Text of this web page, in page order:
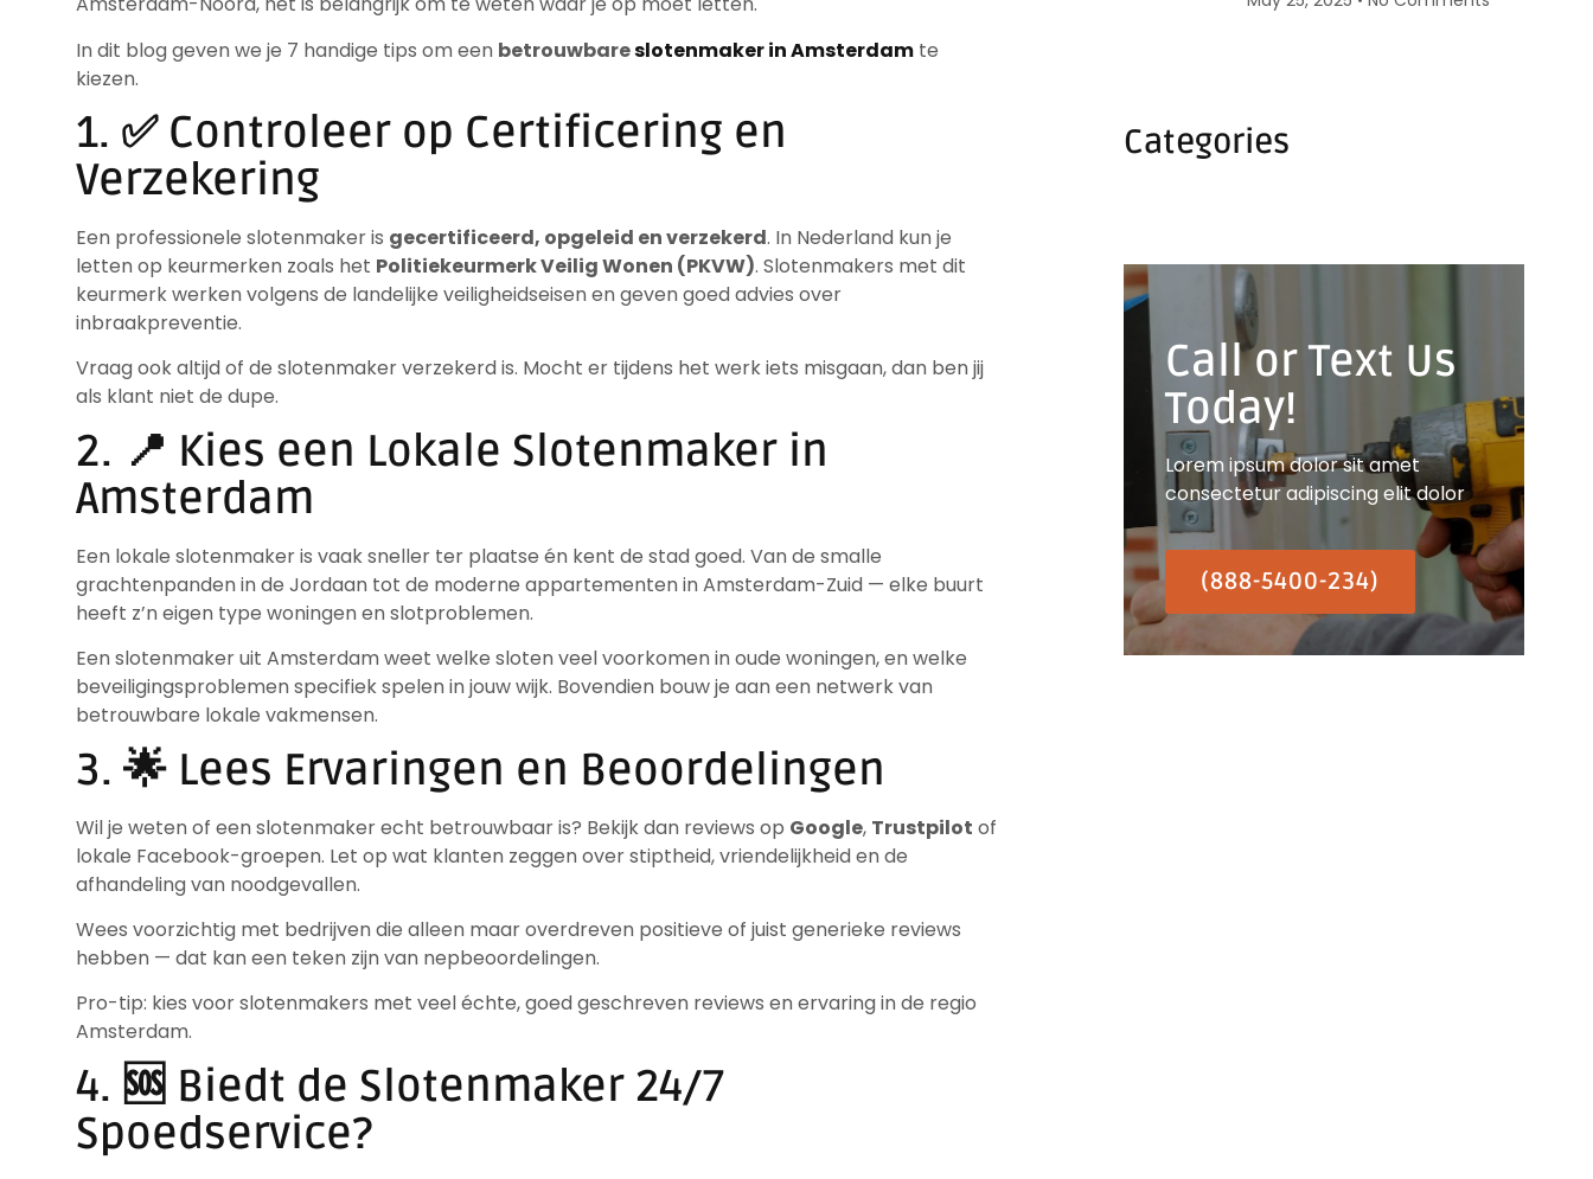
In dit blog geven we je 7 handige tips om een betrouwbareslotenmaker in Amsterdam te
kiezen.
1. ✅ Controleer op Certificering en
Verzekering
Een professionele slotenmaker is gecertificeerd, opgeleid en verzekerd. In Nederland kun je
letten op keurmerken zoals het Politiekeurmerk Veilig Wonen (PKVW). Slotenmakers met dit
keurmerk werken volgens de landelijke veiligheidseisen en geven goed advies over
inbraakpreventie.
Vraag ook altijd of de slotenmaker verzekerd is. Mocht er tijdens het werk iets misgaan, dan ben jij
als klant niet de dupe.
2. 📍 Kies een Lokale Slotenmaker in
Amsterdam
Een lokale slotenmaker is vaak sneller ter plaatse én kent de stad goed. Van de smalle
grachtenpanden in de Jordaan tot de moderne appartementen in Amsterdam-Zuid — elke buurt
heeft z’n eigen type woningen en slotproblemen.
Een slotenmaker uit Amsterdam weet welke sloten veel voorkomen in oude woningen, en welke
beveiligingsproblemen specifiek spelen in jouw wijk. Bovendien bouw je aan een netwerk van
betrouwbare lokale vakmensen.
3. 🌟 Lees Ervaringen en Beoordelingen
Wil je weten of een slotenmaker echt betrouwbaar is? Bekijk dan reviews op Google, Trustpilot of
lokale Facebook-groepen. Let op wat klanten zeggen over stiptheid, vriendelijkheid en de
afhandeling van noodgevallen.
Wees voorzichtig met bedrijven die alleen maar overdreven positieve of juist generieke reviews
hebben — dat kan een teken zijn van nepbeoordelingen.
Pro-tip: kies voor slotenmakers met veel échte, goed geschreven reviews en ervaring in de regio
Amsterdam.
4. 🆘 Biedt de Slotenmaker 24/7
Spoedservice?
Categories
Call or Text Us
Today!
Lorem ipsum dolor sit amet
consectetur adipiscing elit dolor
(888-5400-234)